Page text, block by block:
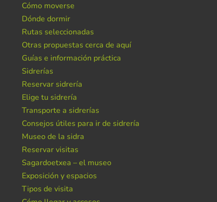
Cómo moverse
Dónde dormir
Rutas seleccionadas
Otras propuestas cerca de aquí
Guías e información práctica
Sidrerías
Reservar sidrería
Elige tu sidrería
Transporte a sidrerías
Consejos útiles para ir de sidrería
Museo de la sidra
Reservar visitas
Sagardoetxea – el museo
Exposición y espacios
Tipos de visita